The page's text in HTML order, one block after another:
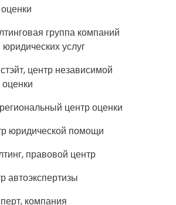
группа компаний
услуг
центр независимой
центр оценки
юридической помощи
правовой центр
автоэкспертизы
компания